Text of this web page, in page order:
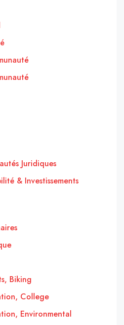
Juridiques
& Investissements
Biking
College
Environmental